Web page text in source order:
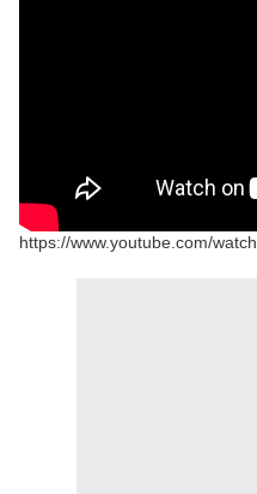
https://www.youtube.com/